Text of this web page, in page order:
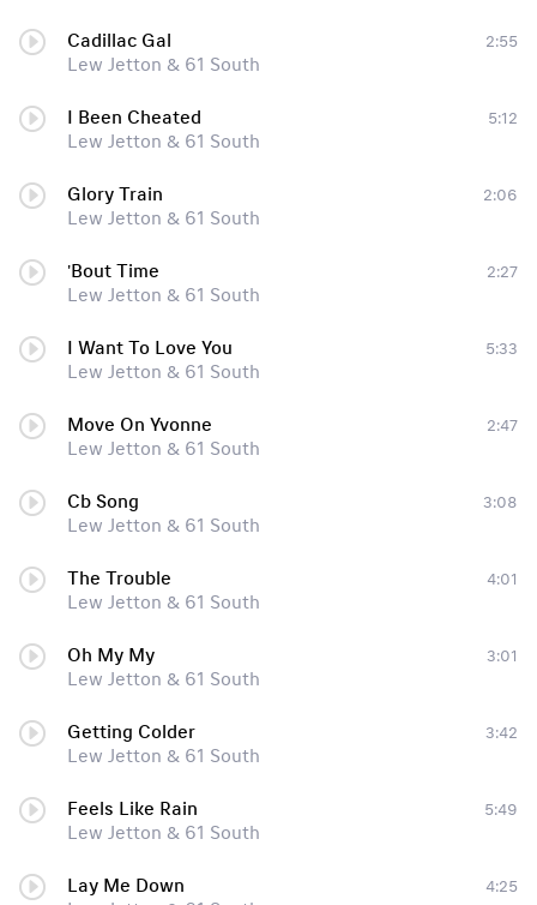
Cadillac Gal
Lew Jetton & 61 South
2:55
I Been Cheated
Lew Jetton & 61 South
5:12
Glory Train
Lew Jetton & 61 South
2:06
'Bout Time
Lew Jetton & 61 South
2:27
I Want To Love You
Lew Jetton & 61 South
5:33
Move On Yvonne
Lew Jetton & 61 South
2:47
Cb Song
Lew Jetton & 61 South
3:08
The Trouble
Lew Jetton & 61 South
4:01
Oh My My
Lew Jetton & 61 South
3:01
Getting Colder
Lew Jetton & 61 South
3:42
Feels Like Rain
Lew Jetton & 61 South
5:49
Lay Me Down
4:25